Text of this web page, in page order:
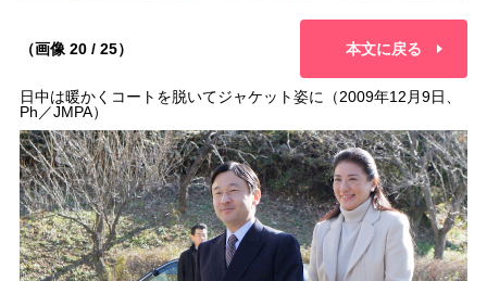
（画像 20 / 25） 本文に戻る
日中は暖かくコートを脱いてジャケット姿に（2009年12月9日、
Ph／JMPA）